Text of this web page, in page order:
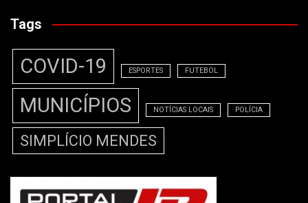
Tags
COVID-19 ESPORTES FUTEBOL
MUNICÍPIOS NOTÍCIAS LOCAIS POLÍCIA
SIMPLÍCIO MENDES